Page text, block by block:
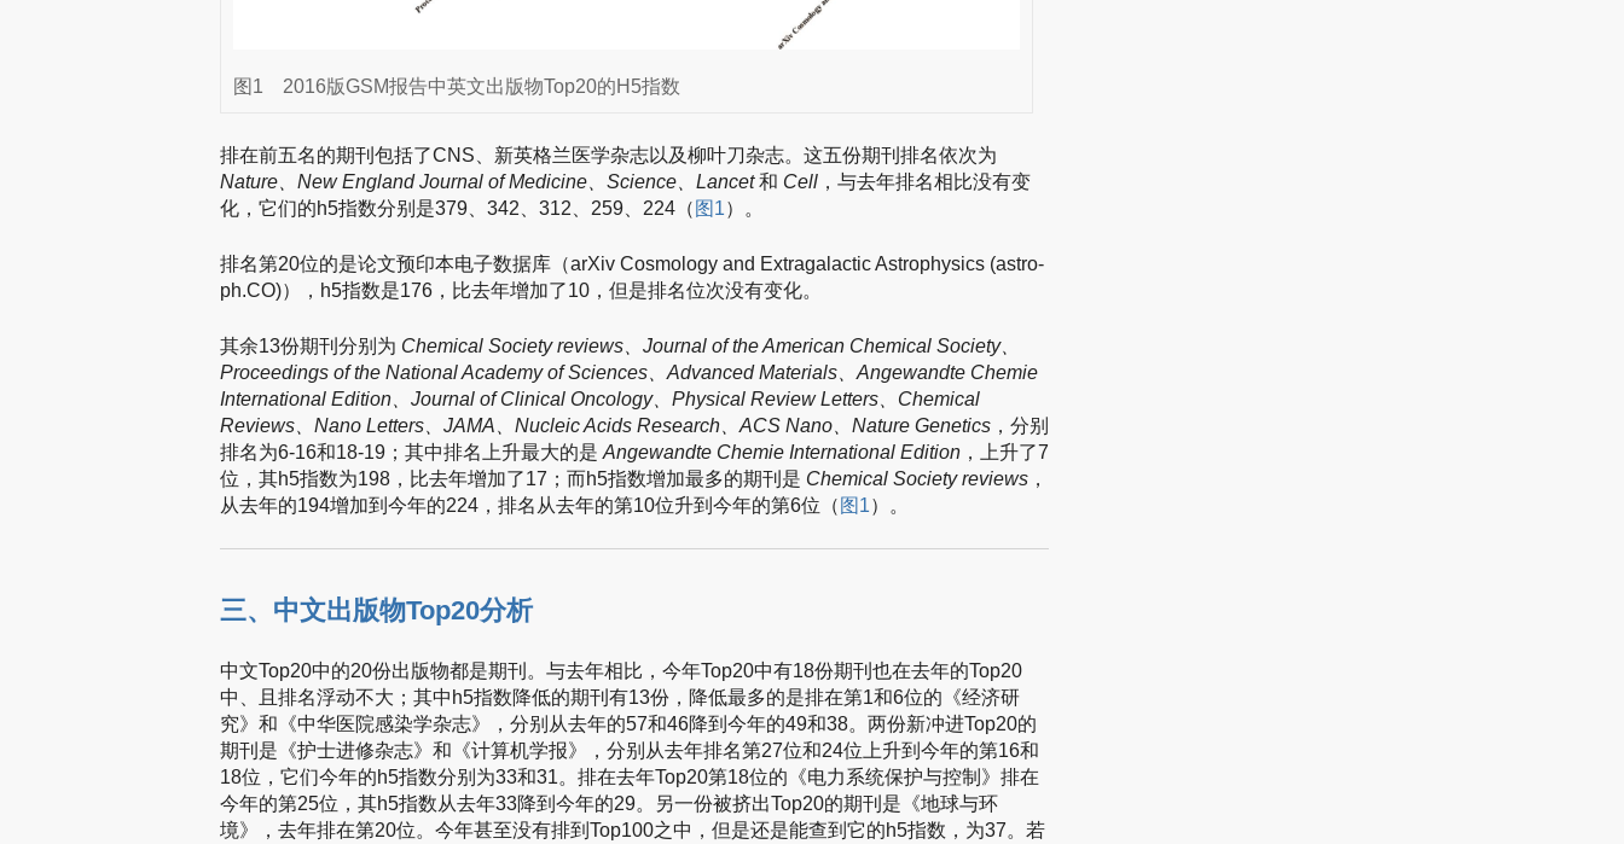
图1 2016版GSM报告中英文出版物Top20的H5指数
排在前五名的期刊包括了CNS、新英格兰医学杂志以及柳叶刀杂志。这五份期刊排名依次为
Nature、New England Journal of Medicine、Science、Lancet和 Cell ，与去年排名相比没有变
化，它们的h5指数分别是379、342、312、259、224（ 图1）。
排名第20位的是论文预印本电子数据库（arXiv Cosmology and Extragalactic Astrophysics (astro-
ph.CO)），h5指数是176，比去年增加了10，但是排名位次没有变化。
其余13份期刊分别为 Chemical Society reviews、Journal of the American Chemical Society、
Proceedings of the National Academy of Sciences、Advanced Materials、Angewandte Chemie
International Edition、Journal of Clinical Oncology、Physical Review Letters、Chemical
Reviews、Nano Letters、JAMA、Nucleic Acids Research、ACS Nano、Nature Genetics ，分别
排名为6-16和18-19；其中排名上升最大的是 Angewandte Chemie International Edition ，上升了7
位，其h5指数为198，比去年增加了17；而h5指数增加最多的期刊是 Chemical Society reviews ，
从去年的194增加到今年的224，排名从去年的第10位升到今年的第6位（ 图1）。
三、中文出版物Top20分析
中文Top20中的20份出版物都是期刊。与去年相比，今年Top20中有18份期刊也在去年的Top20
中、且排名浮动不大；其中h5指数降低的期刊有13份，降低最多的是排在第1和6位的《经济研
究》和《中华医院感染学杂志》，分别从去年的57和46降到今年的49和38。两份新冲进Top20的
期刊是《护士进修杂志》和《计算机学报》，分别从去年排名第27位和24位上升到今年的第16和
18位，它们今年的h5指数分别为33和31。排在去年Top20第18位的《电力系统保护与控制》排在
今年的第25位，其h5指数从去年33降到今年的29。另一份被挤出Top20的期刊是《地球与环
境》，去年排在第20位。今年甚至没有排到Top100之中，但是还是能查到它的h5指数，为37。若